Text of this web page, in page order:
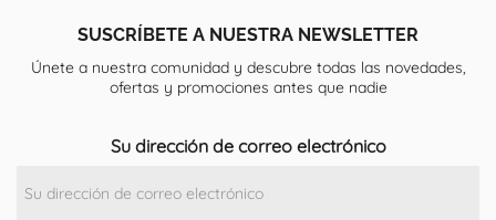
SUSCRÍBETE A NUESTRA NEWSLETTER
Únete a nuestra comunidad y descubre todas las novedades,
ofertas y promociones antes que nadie
Su dirección de correo electrónico